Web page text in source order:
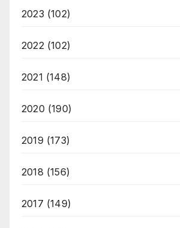
2023 (102)
2022 (102)
2021 (148)
2020 (190)
2019 (173)
2018 (156)
2017 (149)